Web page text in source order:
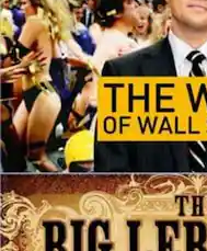
menulis Handoko Aug
Apa ceritanya
GenreBlack Comedy
membuat subjek
Dari alur cerita